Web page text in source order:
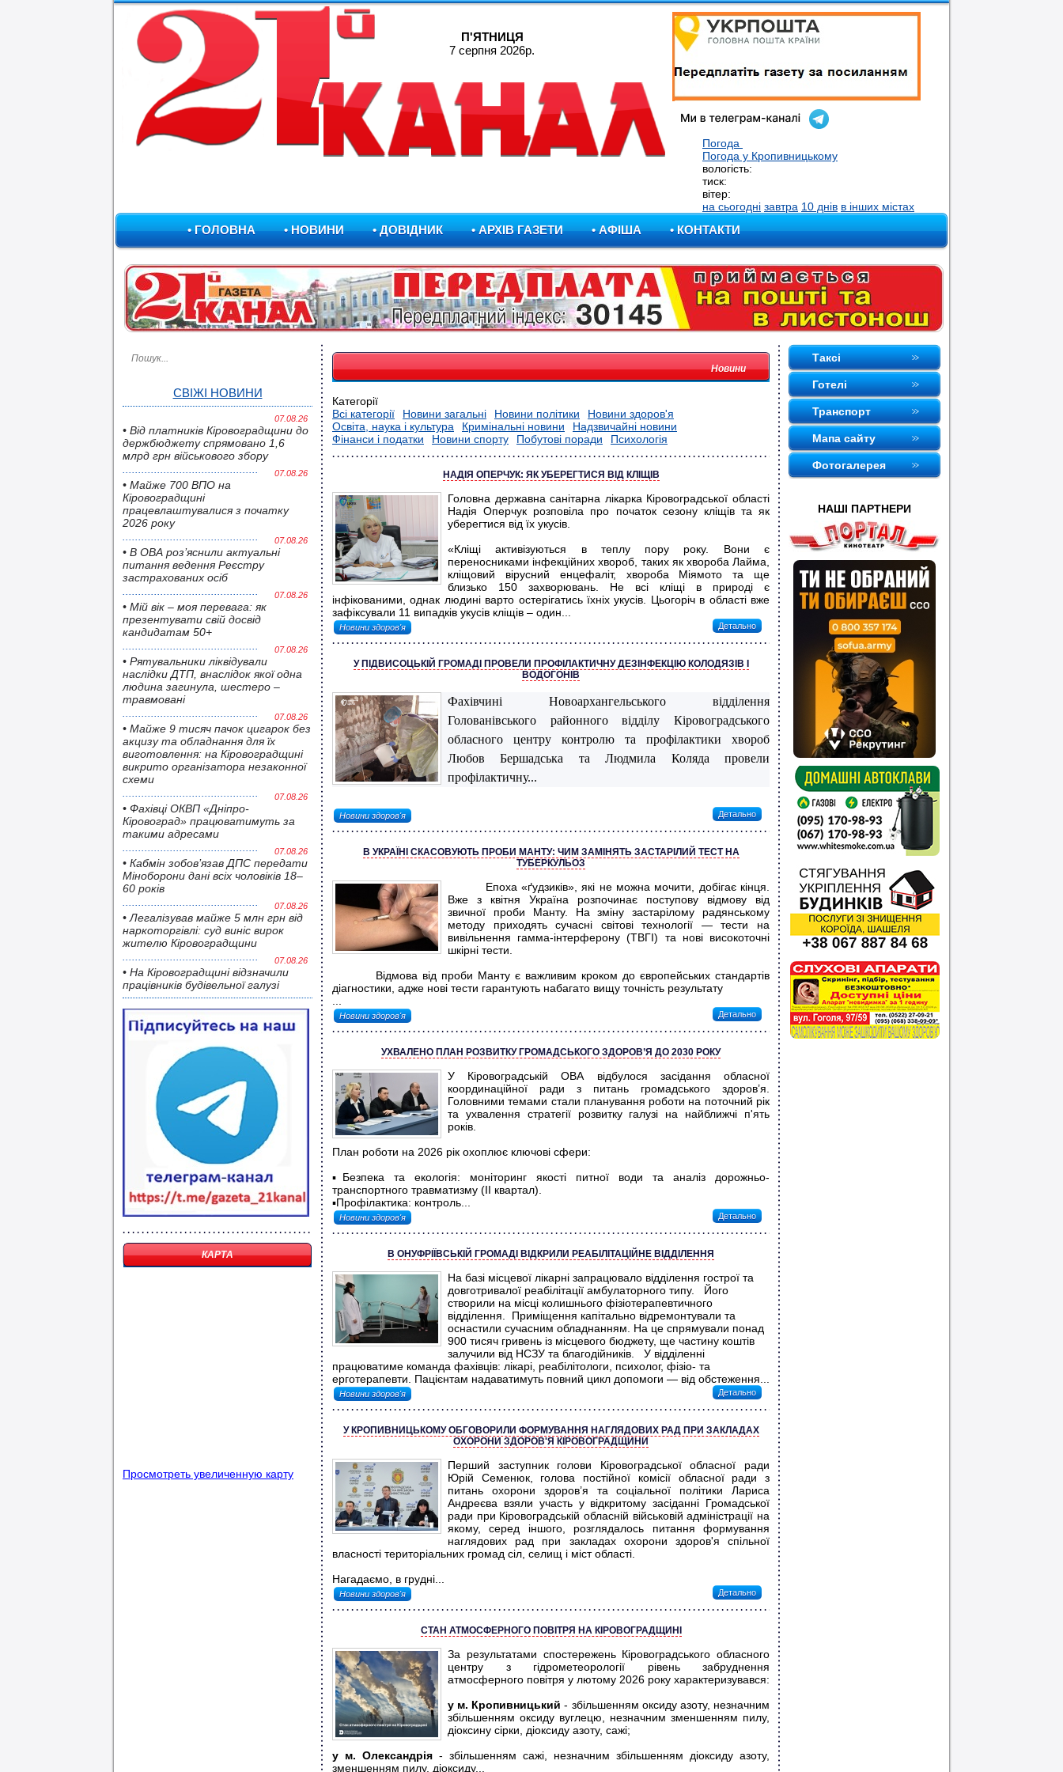
П'ЯТНИЦЯ
7 серпня 2026р.
Погода
Погода у Кропивницькому
вологість:
тиск:
вітер:
на сьогодні завтра 10 днів в інших містах
• ГОЛОВНА • НОВИНИ • ДОВІДНИК • АРХІВ ГАЗЕТИ • АФІША • КОНТАКТИ
СВІЖІ НОВИНИ
07.08.26
• Від платників Кіровоградщини до
держбюджету спрямовано 1,6
млрд грн військового збору
07.08.26
• Майже 700 ВПО на
Кіровоградщині
працевлаштувалися з початку
2026 року
07.08.26
• В ОВА роз’яснили актуальні
питання ведення Реєстру
застрахованих осіб
07.08.26
• Мій вік – моя перевага: як
презентувати свій досвід
кандидатам 50+
07.08.26
• Pятувальники ліквідували
наслідки ДТП, внаслідок якої одна
людина загинула, шестеро –
травмовані
07.08.26
• Майже 9 тисяч пачок цигарок без
акцизу та обладнання для їх
виготовлення: на Кіровоградщині
викрито організатора незаконної
схеми
07.08.26
• Фахівці ОКВП «Дніпро-
Кіровоград» працюватимуть за
такими адресами
07.08.26
• Кабмін зобов’язав ДПС передати
Міноборони дані всіх чоловіків 18–
60 років
07.08.26
• Легалізував майже 5 млн грн від
наркоторгівлі: суд виніс вирок
жителю Кіровоградщини
07.08.26
• На Кіровоградщині відзначили
працівників будівельної галузі
КАРТА
Просмотреть увеличенную карту
Новини
Категорії
Всі категорії
Новини загальні Новини політики
Новини здоров'я
Освіта, наука і культура
Кримінальні новини
Надзвичайні новини
Фінанси і податки
Новини спорту Побутові поради Психологія
НАДІЯ ОПЕРЧУК: ЯК УБЕРЕГТИСЯ ВІД КЛІЩІВ
Головна державна санітарна лікарка Кіровоградської області
Надія Оперчук розповіла про початок сезону кліщів та як
уберегтися від їх укусів.
«Кліщі активізуються в теплу пору року. Вони є
переносниками інфекційних хвороб, таких як хвороба Лайма,
кліщовий вірусний енцефаліт, хвороба Міямото та ще
близько 150 захворювань. Не всі кліщі в природі є
інфікованими, однак людині варто остерігатись їхніх укусів. Цьогоріч в області вже
зафіксували 11 випадків укусів кліщів – один...
Новини здоров'я Детально
У ПІДВИСОЦЬКІЙ ГРОМАДІ ПРОВЕЛИ ПРОФІЛАКТИЧНУ ДЕЗІНФЕКЦІЮ КОЛОДЯЗІВ І
ВОДОГОНІВ
Фахівчині Новоархангельського відділення
Голованівського районного відділу Кіровоградського
обласного центру контролю та профілактики хвороб
Любов Бершадська та Людмила Коляда провели
профілактичну...
Новини здоров'я Детально
В УКРАЇНІ СКАСОВУЮТЬ ПРОБИ МАНТУ: ЧИМ ЗАМІНЯТЬ ЗАСТАРІЛИЙ ТЕСТ НА
ТУБЕРКУЛЬОЗ
Епоха «ґудзиків», які не можна мочити, добігає кінця.
Вже з квітня Україна розпочинає поступову відмову від
звичної проби Манту. На зміну застарілому радянському
методу приходять сучасні світові технології — тести на
вивільнення гамма-інтерферону (ТВГІ) та нові високоточні
шкірні тести.
Відмова від проби Манту є важливим кроком до європейських стандартів
діагностики, адже нові тести гарантують набагато вищу точність результату
Новини здоров'я Детально
УХВАЛЕНО ПЛАН РОЗВИТКУ ГРОМАДСЬКОГО ЗДОРОВ’Я ДО 2030 РОКУ
У Кіровоградській ОВА відбулося засідання обласної
координаційної ради з питань громадського здоров’я.
Головними темами стали планування роботи на поточний рік
та ухвалення стратегії розвитку галузі на найближчі п'ять
років.
План роботи на 2026 рік охоплює ключові сфери:
▪️Безпека та екологія: моніторинг якості питної води та аналіз дорожньо-
транспортного травматизму (II квартал).
▪️Профілактика: контроль...
Новини здоров'я Детально
В ОНУФРІЇВСЬКІЙ ГРОМАДІ ВІДКРИЛИ РЕАБІЛІТАЦІЙНЕ ВІДДІЛЕННЯ
На базі місцевої лікарні запрацювало відділення гострої та
довготривалої реабілітації амбулаторного типу. Його
створили на місці колишнього фізіотерапевтичного
відділення. Приміщення капітально відремонтували та
оснастили сучасним обладнанням. На це спрямували понад
900 тисяч гривень із місцевого бюджету, ще частину коштів
залучили від НСЗУ та благодійників. У відділенні
працюватиме команда фахівців: лікарі, реабілітологи, психолог, фізіо- та
ерготерапевти. Пацієнтам надаватимуть повний цикл допомоги — від обстеження...
Новини здоров'я Детально
У КРОПИВНИЦЬКОМУ ОБГОВОРИЛИ ФОРМУВАННЯ НАГЛЯДОВИХ РАД ПРИ ЗАКЛАДАХ
ОХОРОНИ ЗДОРОВ'Я КІРОВОГРАДЩИНИ
Перший заступник голови Кіровоградської обласної ради
Юрій Семенюк, голова постійної комісії обласної ради з
питань охорони здоров’я та соціальної політики Лариса
Андреєва взяли участь у відкритому засіданні Громадської
ради при Кіровоградській обласній військовій адміністрації на
якому, серед іншого, розглядалось питання формування
наглядових рад при закладах охорони здоров'я спільної
власності територіальних громад сіл, селищ і міст області.
Нагадаємо, в грудні...
Новини здоров'я Детально
СТАН АТМОСФЕРНОГО ПОВІТРЯ НА КІРОВОГРАДЩИНІ
За результатами спостережень Кіровоградського обласного
центру з гідрометеорології рівень забруднення
атмосферного повітря у лютому 2026 року характеризувався:
у м. Кропивницький - збільшенням оксиду азоту, незначним
збільшенням оксиду вуглецю, незначним зменшенням пилу,
діоксину сірки, діоксиду азоту, сажі;
у м. Олександрія - збільшенням сажі, незначним збільшенням діоксиду азоту,
зменшенням пилу, діоксиду...
Таксi
Готелi
Транспорт
Мапа сайту
Фотогалерея
НАШI ПАРТНЕРИ